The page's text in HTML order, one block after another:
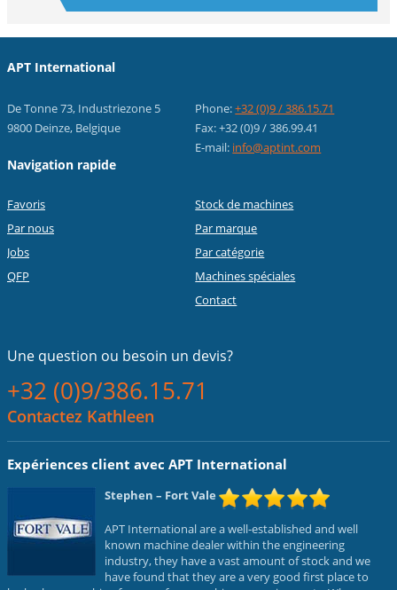
APT International
De Tonne 73, Industriezone 5
9800 Deinze, Belgique
Phone:+32 (0)9 / 386.15.71
Fax: +32 (0)9 / 386.99.41
E-mail: info@aptint.com
Navigation rapide
Favoris
Par nous
Jobs
QFP
Stock de machines
Par marque
Par catégorie
Machines spéciales
Contact
Une question ou besoin un devis?
+32 (0)9/386.15.71
Contactez Kathleen
Expériences client avec APT International
Stephen – Fort Vale
APT International are a well-established and well
known machine dealer within the engineering
industry, they have a vast amount of stock and we
have found that they are a very good first place to